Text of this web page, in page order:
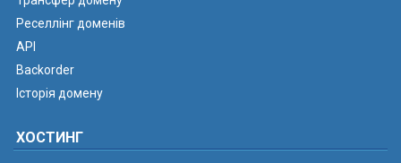
Реселлінг доменів
API
Backorder
Історія домену
ХОСТИНГ